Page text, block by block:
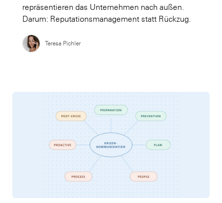
repräsentieren das Unternehmen nach außen.
Darum: Reputationsmanagement statt Rückzug.
Teresa Pichler